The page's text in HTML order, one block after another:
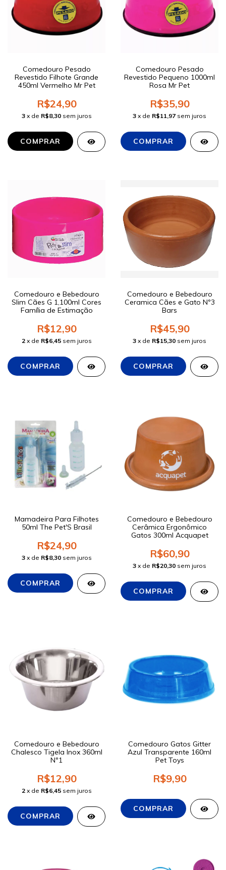
Comedouro Pesado
Revestido Filhote Grande
450ml Vermelho Mr Pet
R$24,90
3 x de R$8,30 sem juros
COMPRAR
Comedouro Pesado
Revestido Pequeno 1000ml
Rosa Mr Pet
R$35,90
3 x de R$11,97 sem juros
Comedouro e Bebedouro
Slim Cães G 1,100ml Cores
Família de Estimação
R$12,90
2 x de R$6,45 sem juros
Comedouro e Bebedouro
Ceramica Cães e Gato Nº3
Bars
R$45,90
3 x de R$15,30 sem juros
Mamadeira Para Filhotes
50ml The Pet'S Brasil
R$24,90
3 x de R$8,30 sem juros
Comedouro e Bebedouro
Cerâmica Ergonômico
Gatos 300ml Acquapet
R$60,90
3 x de R$20,30 sem juros
Comedouro e Bebedouro
Chalesco Tigela Inox 360ml
Nº1
R$12,90
2 x de R$6,45 sem juros
Comedouro Gatos Gitter
Azul Transparente 160ml
Pet Toys
R$9,90